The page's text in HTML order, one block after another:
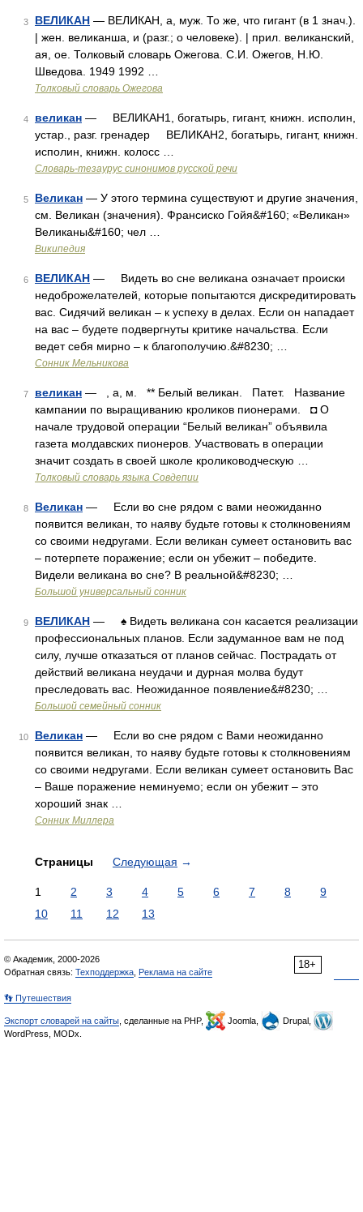
3 ВЕЛИКАН — ВЕЛИКАН, а, муж. То же, что гигант (в 1 знач.).
| жен. великанша, и (разг.; о человеке). | прил. великанский,
ая, ое. Толковый словарь Ожегова. С.И. Ожегов, Н.Ю.
Шведова. 1949 1992 …
Толковый словарь Ожегова
4 великан — ВЕЛИКАН1, богатырь, гигант, книжн. исполин,
устар., разг. гренадер ВЕЛИКАН2, богатырь, гигант, книжн.
исполин, книжн. колосс …
Словарь-тезаурус синонимов русской речи
5 Великан — У этого термина существуют и другие значения,
см. Великан (значения). Франсиско Гойя&#160; «Великан»
Великаны&#160; чел …
Википедия
6 ВЕЛИКАН — Видеть во сне великана означает происки
недоброжелателей, которые попытаются дискредитировать
вас. Сидячий великан – к успеху в делах. Если он нападает
на вас – будете подвергнуты критике начальства. Если
ведет себя мирно – к благополучию.&#8230; …
Сонник Мельникова
7 великан — , а, м. ** Белый великан. Патет. Название
кампании по выращиванию кроликов пионерами. ◘ О
начале трудовой операции “Белый великан” объявила
газета молдавских пионеров. Участвовать в операции
значит создать в своей школе кролиководческую …
Толковый словарь языка Совдепии
8 Великан — Если во сне рядом с вами неожиданно
появится великан, то наяву будьте готовы к столкновениям
со своими недругами. Если великан сумеет остановить вас
– потерпете поражение; если он убежит – победите.
Видели великана во сне? В реальной&#8230; …
Большой универсальный сонник
9 ВЕЛИКАН — ♠ Видеть великана сон касается реализации
профессиональных планов. Если задуманное вам не под
силу, лучше отказаться от планов сейчас. Пострадать от
действий великана неудачи и дурная молва будут
преследовать вас. Неожиданное появление&#8230; …
Большой семейный сонник
10 Великан — Если во сне рядом с Вами неожиданно
появится великан, то наяву будьте готовы к столкновениям
со своими недругами. Если великан сумеет остановить Вас
– Ваше поражение неминуемо; если он убежит – это
хороший знак …
Сонник Миллера
Страницы Следующая →
1 2 3 4 5 6 7 8
9
10
11 12 13
18+
© Академик, 2000-2026
Обратная связь: Техподдержка Реклама на сайте
👣 Путешествия
Экспорт словарей на сайты , сделанные на PHP, Joomla,
Drupal,
WordPress, MODx.